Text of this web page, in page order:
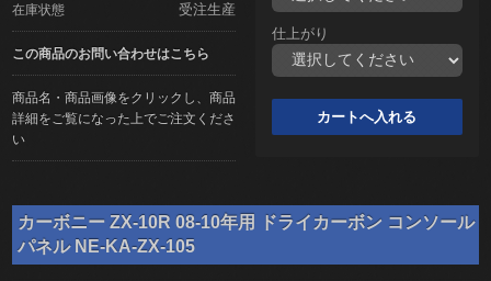
在庫状態 受注生産
この商品のお問い合わせはこちら
商品名・商品画像をクリックし、商品
詳細をご覧になった上でご注文くださ
い
仕上がり
カーボニー ZX-10R 08-10年用 ドライカーボン コンソール
パネル NE-KA-ZX-105